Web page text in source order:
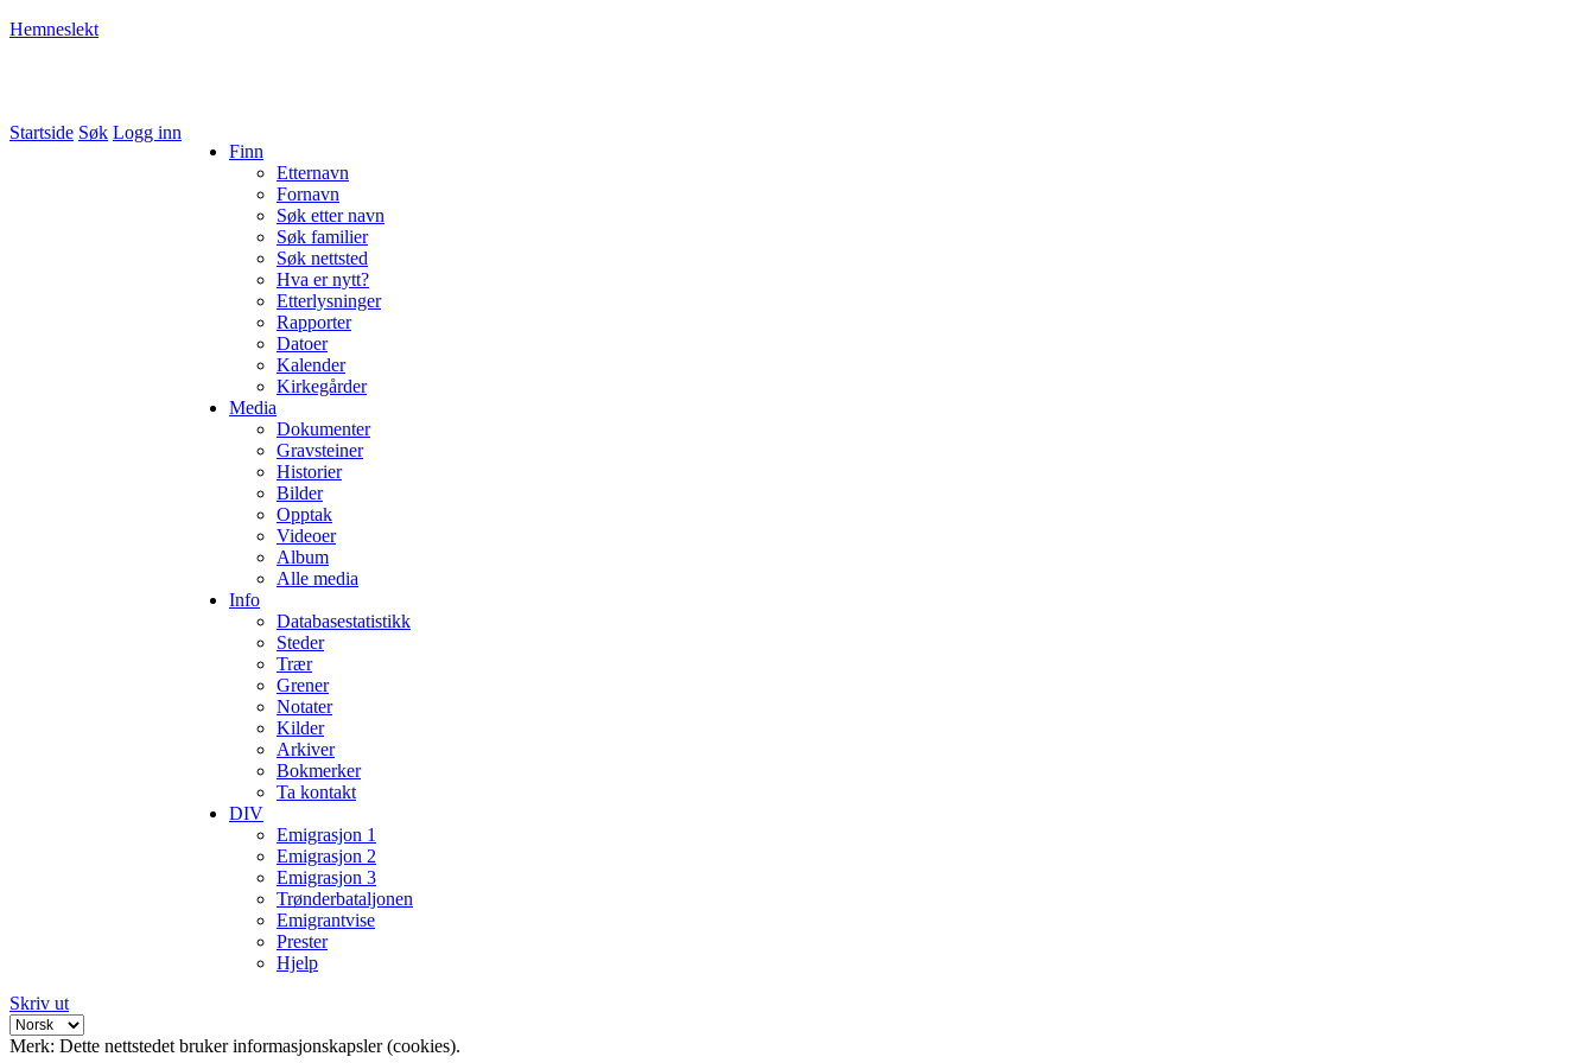
Hemneslekt
Startside Søk Logg inn
Finn
Etternavn
Fornavn
Søk etter navn
Søk familier
Søk nettsted
Hva er nytt?
Etterlysninger
Rapporter
Datoer
Kalender
Kirkegårder
Media
Dokumenter
Gravsteiner
Historier
Bilder
Opptak
Videoer
Album
Alle media
Info
Databasestatistikk
Steder
Trær
Grener
Notater
Kilder
Arkiver
Bokmerker
Ta kontakt
DIV
Emigrasjon 1
Emigrasjon 2
Emigrasjon 3
Trønderbataljonen
Emigrantvise
Prester
Hjelp
Skriv ut
Merk: Dette nettstedet bruker informasjonskapsler (cookies).